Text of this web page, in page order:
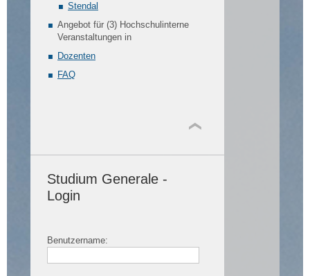
Stendal
Angebot für (3) Hochschulinterne
Veranstaltungen in
Dozenten
FAQ
Studium Generale -
Login
Benutzername: